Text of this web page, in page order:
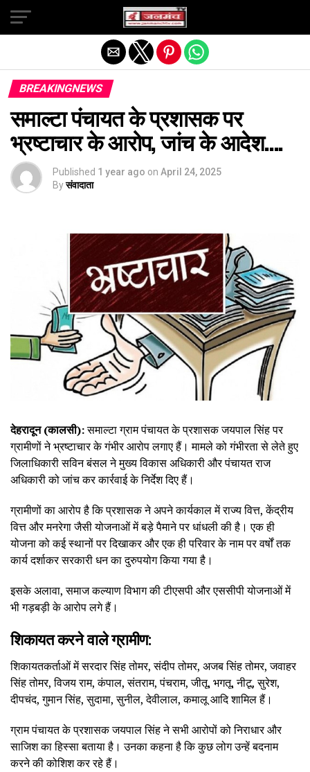
BREAKINGNEWS
समाल्टा पंचायत के प्रशासक पर
भ्रष्टाचार के आरोप, जांच के आदेश….
Published 1 year ago on April 24, 2025
Byसंवादाता
देहरादून (कालसी):समाल्टा ग्राम पंचायत के प्रशासक जयपाल सिंह पर
ग्रामीणों ने भ्रष्टाचार के गंभीर आरोप लगाए हैं। मामले को गंभीरता से लेते हुए
जिलाधिकारी सविन बंसल ने मुख्य विकास अधिकारी और पंचायत राज
अधिकारी को जांच कर कार्रवाई के निर्देश दिए हैं।
ग्रामीणों का आरोप है कि प्रशासक ने अपने कार्यकाल में राज्य वित्त, केंद्रीय
वित्त और मनरेगा जैसी योजनाओं में बड़े पैमाने पर धांधली की है। एक ही
योजना को कई स्थानों पर दिखाकर और एक ही परिवार के नाम पर वर्षों तक
कार्य दर्शाकर सरकारी धन का दुरुपयोग किया गया है।
इसके अलावा, समाज कल्याण विभाग की टीएसपी और एससीपी योजनाओं में
भी गड़बड़ी के आरोप लगे हैं।
शिकायत करने वाले ग्रामीण:
शिकायतकर्ताओं में सरदार सिंह तोमर, संदीप तोमर, अजब सिंह तोमर, जवाहर
सिंह तोमर, विजय राम, कंपाल, संतराम, पंचराम, जीतू, भगतू, नीटू, सुरेश,
दीपचंद, गुमान सिंह, सुदामा, सुनील, देवीलाल, कमालू आदि शामिल हैं।
ग्राम पंचायत के प्रशासक जयपाल सिंह ने सभी आरोपों को निराधार और
साजिश का हिस्सा बताया है। उनका कहना है कि कुछ लोग उन्हें बदनाम
करने की कोशिश कर रहे हैं।
Exit mobile version